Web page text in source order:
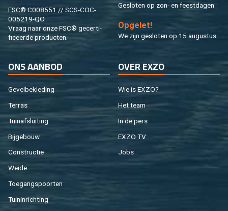
FSC® C008551 // SCS-COC-
005219-QO
Vraag naar onze FSC® ge­cer­ti­
fi­ceer­de pro­duc­ten.
Ge­slo­ten op zon- en feest­da­gen
Op­ge­let!
We zijn ge­slo­ten op 15 au­gus­tus.
ONS AAN­BOD
Ge­vel­be­kle­ding
Ter­ras
Tuin­af­slui­ting
Bij­ge­bouw
Con­struc­tie
Weide
Toe­gangs­poor­ten
Tuin­in­rich­ting
OVER EXZO
Wie is EXZO?
Het team
In de pers
EXZO TV
Jobs